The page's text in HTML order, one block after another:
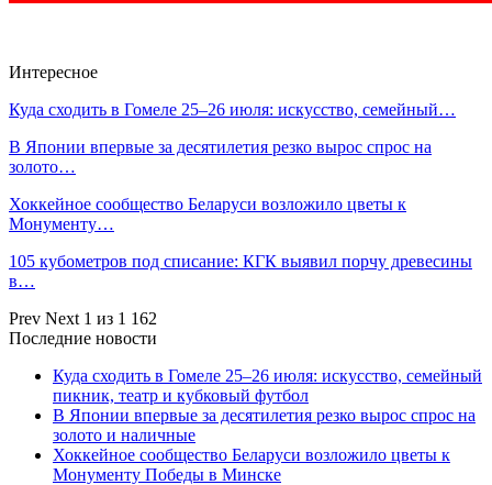
Интересное
Куда сходить в Гомеле 25–26 июля: искусство, семейный…
В Японии впервые за десятилетия резко вырос спрос на
золото…
Хоккейное сообщество Беларуси возложило цветы к
Монументу…
105 кубометров под списание: КГК выявил порчу древесины
в…
Prev Next 1 из 1 162
Последние новости
Куда сходить в Гомеле 25–26 июля: искусство, семейный
пикник, театр и кубковый футбол
В Японии впервые за десятилетия резко вырос спрос на
золото и наличные
Хоккейное сообщество Беларуси возложило цветы к
Монументу Победы в Минске